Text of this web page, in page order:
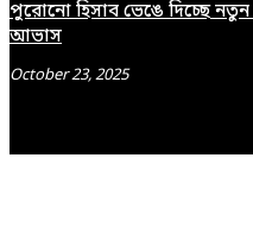
পুরোনো হিসাব ভেঙে দিচ্ছে নতুন
আভাস
October 23, 2025